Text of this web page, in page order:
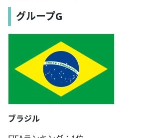
グループG
ブラジル